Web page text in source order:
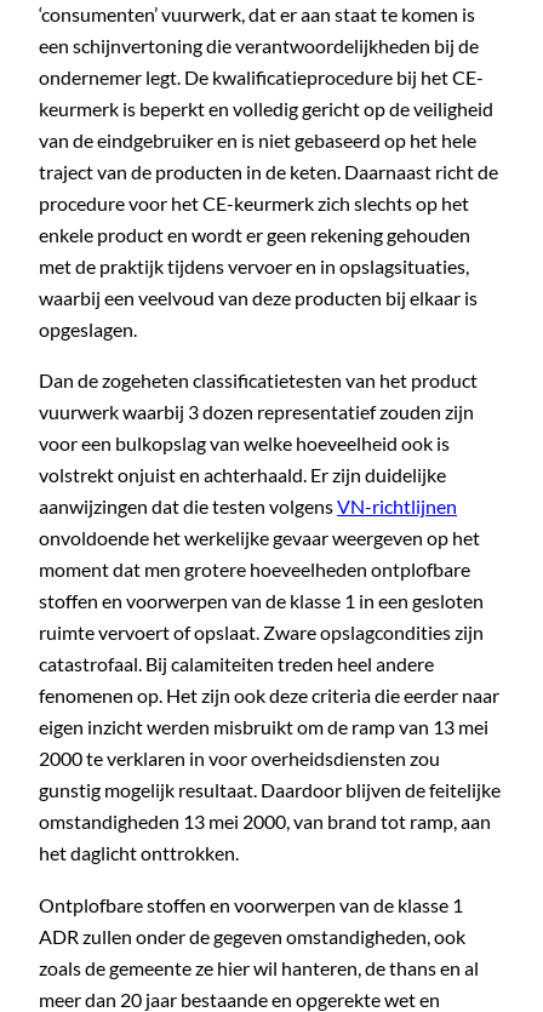
‘consumenten’ vuurwerk, dat er aan staat te komen is
een schijnvertoning die verantwoordelijkheden bij de
ondernemer legt. De kwalificatieprocedure bij het CE-
keurmerk is beperkt en volledig gericht op de veiligheid
van de eindgebruiker en is niet gebaseerd op het hele
traject van de producten in de keten. Daarnaast richt de
procedure voor het CE-keurmerk zich slechts op het
enkele product en wordt er geen rekening gehouden
met de praktijk tijdens vervoer en in opslagsituaties,
waarbij een veelvoud van deze producten bij elkaar is
opgeslagen.
Dan de zogeheten classificatietesten van het product
vuurwerk waarbij 3 dozen representatief zouden zijn
voor een bulkopslag van welke hoeveelheid ook is
volstrekt onjuist en achterhaald. Er zijn duidelijke
aanwijzingen dat die testen volgensVN-richtlijnen
onvoldoende het werkelijke gevaar weergeven op het
moment dat men grotere hoeveelheden ontplofbare
stoffen en voorwerpen van de klasse 1 in een gesloten
ruimte vervoert of opslaat. Zware opslagcondities zijn
catastrofaal. Bij calamiteiten treden heel andere
fenomenen op. Het zijn ook deze criteria die eerder naar
eigen inzicht werden misbruikt om de ramp van 13 mei
2000 te verklaren in voor overheidsdiensten zou
gunstig mogelijk resultaat. Daardoor blijven de feitelijke
omstandigheden 13 mei 2000, van brand tot ramp, aan
het daglicht onttrokken.
Ontplofbare stoffen en voorwerpen van de klasse 1
ADR zullen onder de gegeven omstandigheden, ook
zoals de gemeente ze hier wil hanteren, de thans en al
meer dan 20 jaar bestaande en opgerekte wet en